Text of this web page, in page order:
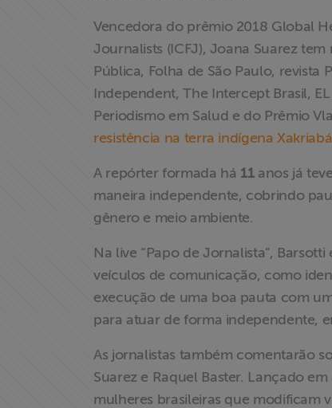
Liberdade de
Documentários
Homenageados
Vencedora do prêmio 2018 Global
Journalists (ICFJ), Joana Suarez tem
Pública, Folha de São Paulo, revista
Independent, The Intercept Brasil,
Periodismo em Salud e do Prêmio
resistência na terra indígena Xakriabá
A repórter formada há 11 anos já
maneira independente, cobrindo
gênero e meio ambiente.
Na live “Papo de Jornalista”,
veículos de comunicação, como
execução de uma boa pauta com
para atuar de forma independente,
As jornalistas também comentarão
Suarez e Raquel Baster. Lançado
mulheres brasileiras que modificam